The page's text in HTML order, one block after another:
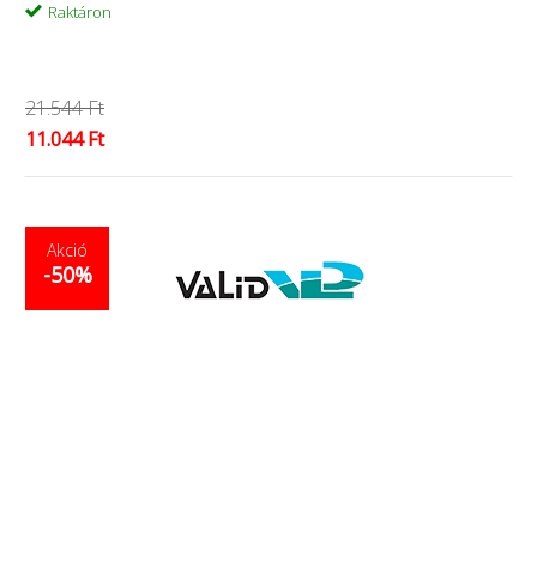
Raktáron
21.544 Ft
11.044 Ft
Akció
-50%